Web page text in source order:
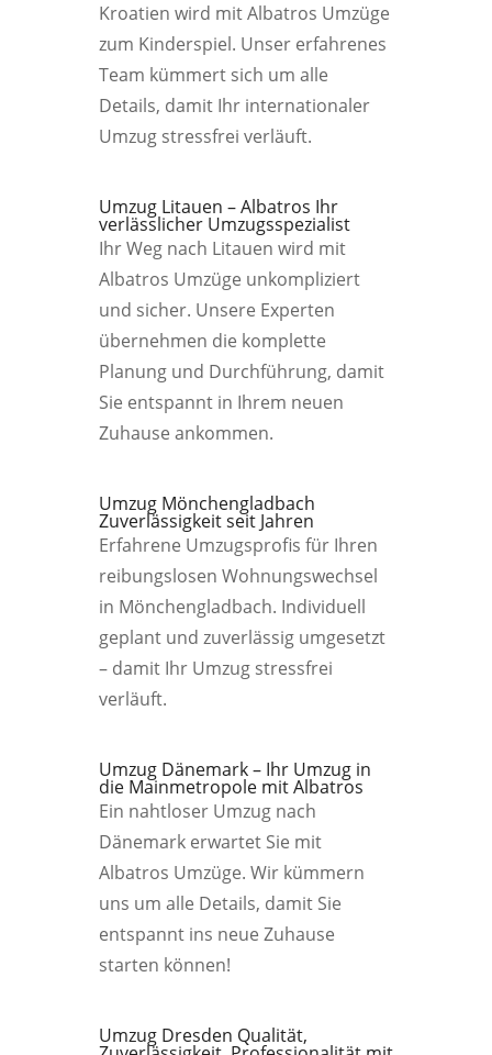
Kroatien wird mit Albatros Umzüge
zum Kinderspiel. Unser erfahrenes
Team kümmert sich um alle
Details, damit Ihr internationaler
Umzug stressfrei verläuft.
Umzug Litauen – Albatros Ihr
verlässlicher Umzugsspezialist
Ihr Weg nach Litauen wird mit
Albatros Umzüge unkompliziert
und sicher. Unsere Experten
übernehmen die komplette
Planung und Durchführung, damit
Sie entspannt in Ihrem neuen
Zuhause ankommen.
Umzug Mönchengladbach
Zuverlässigkeit seit Jahren
Erfahrene Umzugsprofis für Ihren
reibungslosen Wohnungswechsel
in Mönchengladbach. Individuell
geplant und zuverlässig umgesetzt
– damit Ihr Umzug stressfrei
verläuft.
Umzug Dänemark – Ihr Umzug in
die Mainmetropole mit Albatros
Ein nahtloser Umzug nach
Dänemark erwartet Sie mit
Albatros Umzüge. Wir kümmern
uns um alle Details, damit Sie
entspannt ins neue Zuhause
starten können!
Umzug Dresden Qualität,